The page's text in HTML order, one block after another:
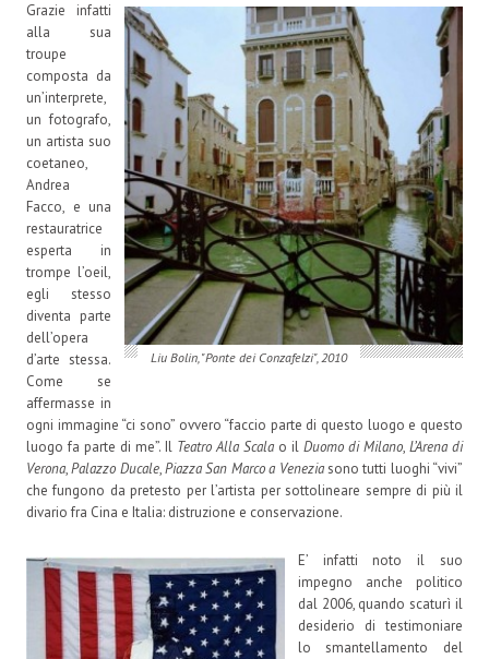
Liu Bolin, "Ponte dei Conzafelzi", 2010
Grazie infatti
alla sua
troupe
composta da
un’interprete,
un fotografo,
un artista suo
coetaneo,
Andrea
Facco, e una
restauratrice
esperta in
trompe l’oeil,
egli stesso
diventa parte
dell’opera
d’arte stessa.
Come se
affermasse in
ogni immagine “ci sono” ovvero “faccio parte di questo luogo e questo
luogo fa parte di me”. Il Teatro Alla Scala o il Duomo di Milano, L’Arena di
Verona,Palazzo Ducale,Piazza San Marco a Veneziasono tutti luoghi “vivi”
che fungono da pretesto per l’artista per sottolineare sempre di più il
divario fra Cina e Italia: distruzione e conservazione.
E’ infatti noto il suo
impegno anche politico
dal 2006, quando scaturì il
desiderio di testimoniare
lo smantellamento del